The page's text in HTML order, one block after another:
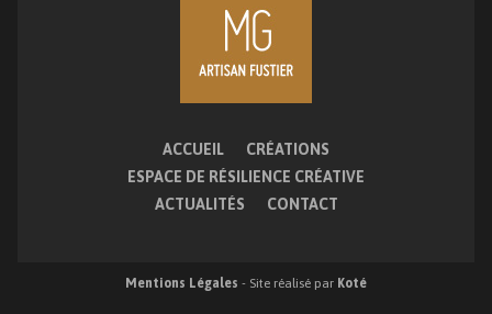
Mentions Légales - Site réalisé par Koté
ACCUEIL
CRÉATIONS
ESPACE DE RÉSILIENCE CRÉATIVE
ACTUALITÉS
CONTACT